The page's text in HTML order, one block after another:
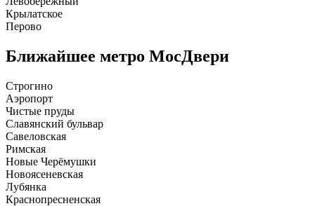
Крылатское
Перово
Ближайшее метро МосДвери
Строгино
Аэропорт
Чистые пруды
Славянский бульвар
Савеловская
Римская
Новые Черёмушки
Новоясеневская
Лубянка
Краснопресненская